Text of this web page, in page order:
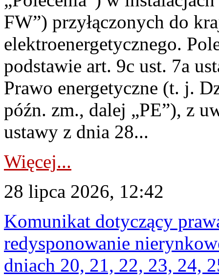
FW”) przyłączonych do
elektroenergetycznego.
podstawie art. 9c ust. 7a
Prawo energetyczne (t. j.
późn. zm., dalej „PE”), z
ustawy z dnia 28...
Więcej...
28 lipca 2026, 12:42
Komunikat dotyczący
redysponowanie
dniach 20, 21, 22, 23, 24,